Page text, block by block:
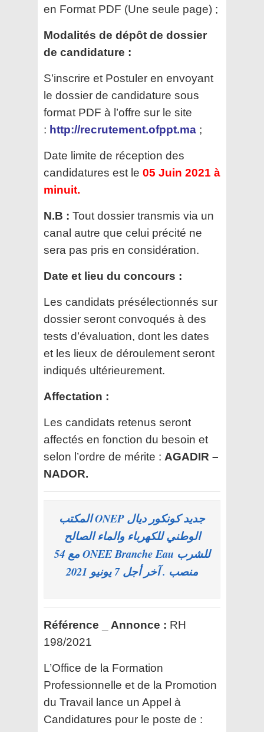
en Format PDF (Une seule page) ;
Modalités de dépôt de dossier
de candidature :
S’inscrire et Postuler en envoyant
le dossier de candidature sous
format PDF à l’offre sur le site
: http://recrutement.ofppt.ma ;
Date limite de réception des
candidatures est le 05 Juin 2021 à
minuit.
N.B : Tout dossier transmis via un
canal autre que celui précité ne
sera pas pris en considération.
Date et lieu du concours :
Les candidats présélectionnés sur
dossier seront convoqués à des
tests d’évaluation, dont les dates
et les lieux de déroulement seront
indiqués ultérieurement.
Affectation :
Les candidats retenus seront
affectés en fonction du besoin et
selon l’ordre de mérite : AGADIR –
NADOR.
جديد كونكور ديال ONEP المكتب
الوطني للكهرباء والماء الصالح
للشرب ONEE Branche Eau مع 54
منصب . آخر أجل 7 يونيو 2021
Référence _ Annonce : RH
198/2021
L’Office de la Formation
Professionnelle et de la Promotion
du Travail
lance un Appel à
Candidatures pour le poste de :